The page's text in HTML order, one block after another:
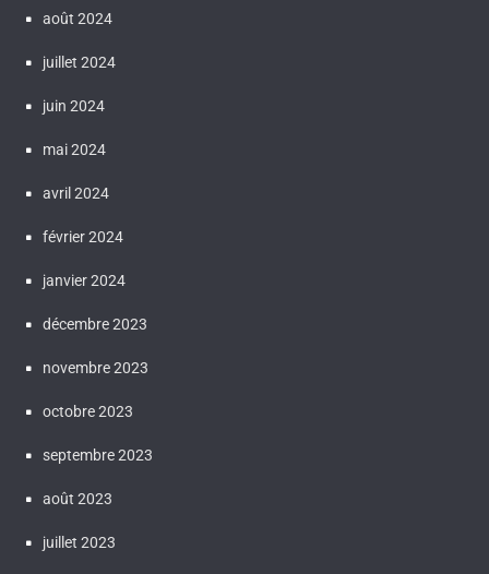
août 2024
juillet 2024
juin 2024
mai 2024
avril 2024
février 2024
janvier 2024
décembre 2023
novembre 2023
octobre 2023
septembre 2023
août 2023
juillet 2023